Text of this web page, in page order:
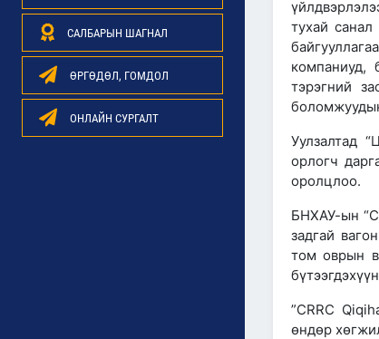
САЛБАРЫН ШАГНАЛ
ӨРГӨДӨЛ, ГОМДОЛ
ОНЛАЙН СУРГАЛТ
тухай
компаниуд,
тэрэгний
Уулзалтад
орлогч
оролцлоо.
БНХАУ-ын
задгай
том оврын
”CRRC
өндөр